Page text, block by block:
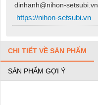
dinhanh@nihon-setsubi.vn
https://nihon-setsubi.vn
CHI TIẾT VỀ SẢN PHẨM
SẢN PHẨM GỢI Ý